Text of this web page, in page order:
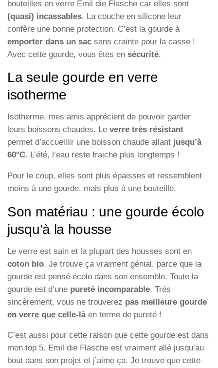
bouteilles en verre Emil die Flasche car elles sont
(quasi) incassables. La couche en silicone leur
confère une bonne protection. C’est la gourde à
emporter dans un sac sans crainte pour la casse !
Avec cette gourde, vous êtes en sécurité.
La seule gourde en verre
isotherme
Isotherme, mes amis apprécient de pouvoir garder
leurs boissons chaudes. Le verre très résistant
permet d’accueillir une boisson chaude allant jusqu’à
60°C. L’été, l’eau reste fraiche plus longtemps !
Pour le coup, elles sont plus épaisses et ressemblent
moins à une gourde, mais plus à une bouteille.
Son matériau : une gourde écolo
jusqu’à la housse
Le verre est sain et la plupart des housses sont en
coton bio. Je trouve ça vraiment génial, parce que la
gourde est pensé écolo dans son ensemble. Toute la
gourde est d’une pureté incomparable. Très
sincèrement, vous ne trouverez pas meilleure gourde
en verre que celle-làen terme de pureté !
C’est aussi pour cette raison que cette gourde est dans
mon top 5. Emil die Flasche est vraiment allé jusqu’au
bout dans son projet et j’aime ça. Je trouve que cette